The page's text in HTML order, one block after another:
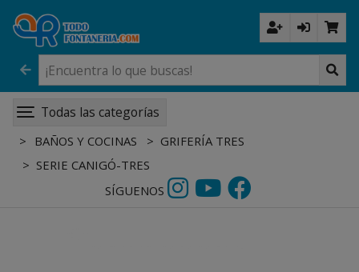
Todas las categorías
BAÑOS Y COCINAS
GRIFERÍA TRES
SERIE CANIGÓ-TRES
SÍGUENOS